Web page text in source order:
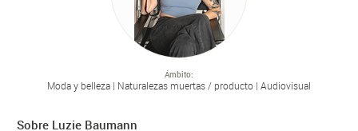
Ámbito
Moda y belleza Naturalezas muertas / producto Audiovisual
Sobre Luzie Baumann